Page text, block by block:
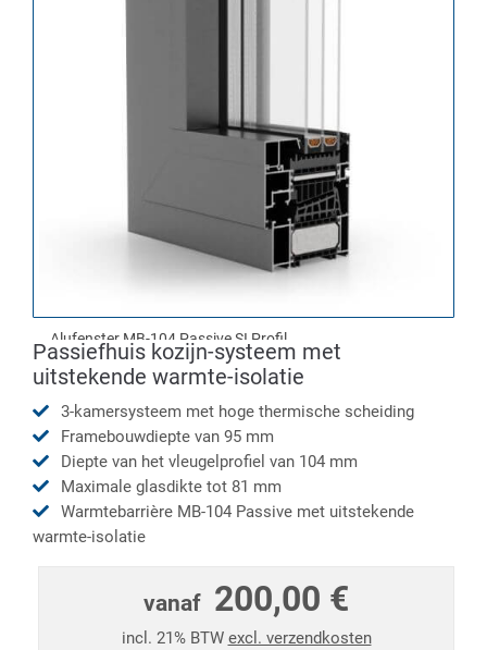
Alufenster MB-104 Passive SI Profil
Passiefhuis kozijn-systeem met
uitstekende warmte-isolatie
3-kamersysteem met hoge thermische scheiding
Framebouwdiepte van 95 mm
Diepte van het vleugelprofiel van 104 mm
Maximale glasdikte tot 81 mm
Warmtebarrière MB-104 Passive met uitstekende
warmte-isolatie
vanaf 200,00 €
incl. 21% BTW excl. verzendkosten